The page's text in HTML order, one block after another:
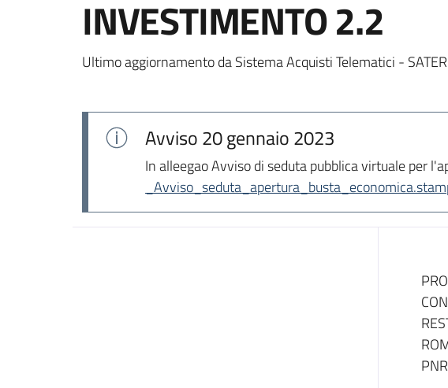
INVESTIMENTO 2.2
Ultimo aggiornamento da Sistema Acquisti Telematici -
Avviso20 gennaio 2023
In alleegao Avviso di seduta pubblica virtuale per